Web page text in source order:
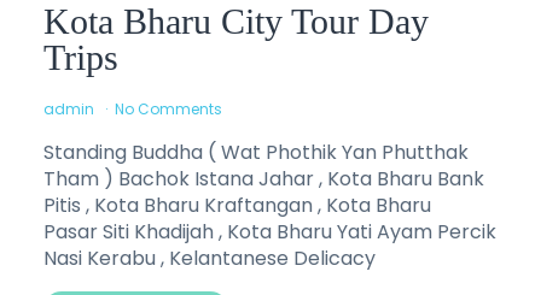
Kota Bharu City Tour Day
Trips
admin No Comments
Standing Buddha ( Wat Phothik Yan Phutthak
Tham ) Bachok Istana Jahar , Kota Bharu Bank
Pitis , Kota Bharu Kraftangan , Kota Bharu
Pasar Siti Khadijah , Kota Bharu Yati Ayam Percik
Nasi Kerabu , Kelantanese Delicacy